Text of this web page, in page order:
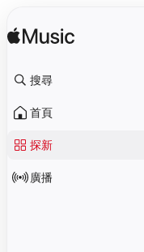
搜尋
首頁
探新
廣播